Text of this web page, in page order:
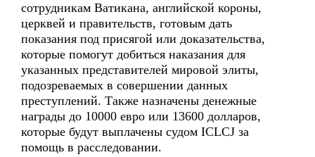
сотрудникам Ватикана, английской короны,
церквей и правительств, готовым дать
показания под присягой или доказательства,
которые помогут добиться наказания для
указанных представителей мировой элиты,
подозреваемых в совершении данных
преступлений. Также назначены денежные
награды до 10000 евро или 13600 долларов,
которые будут выплачены судом ICLCJ за
помощь в расследовании.